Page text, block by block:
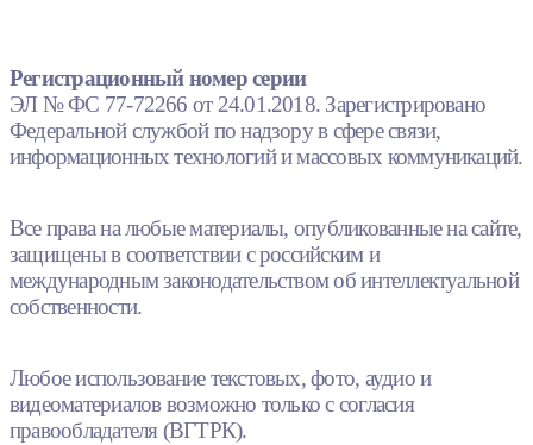
Регистрационный номер серии
ЭЛ № ФС 77-72266 от 24.01.2018. Зарегистрировано
Федеральной службой по надзору в сфере связи,
информационных технологий и массовых коммуникаций.
Все права на любые материалы, опубликованные на сайте,
защищены в соответствии с российским и
международным законодательством об интеллектуальной
собственности.
Любое использование текстовых, фото, аудио и
видеоматериалов возможно только с согласия
правообладателя (ВГТРК).